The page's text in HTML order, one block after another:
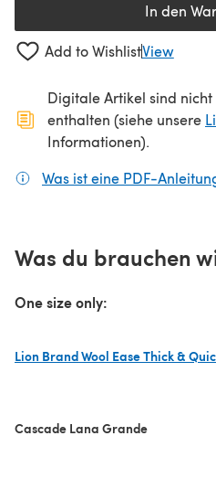
In den
Add to WishlistView
Digitale Artikel sind nicht
enthalten (siehe unsere
Informationen).
Was ist eine PDF-
Was du brauchen
One size only:
Lion Brand Wool Ease Thick &
Cascade Lana Grande